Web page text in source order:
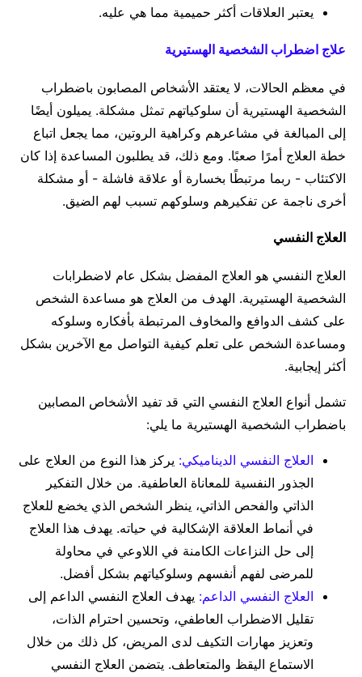
يعتبر العلاقات أكثر حميمية مما هي عليه.
علاج اضطراب الشخصية الهستيرية
في معظم الحالات، لا يعتقد الأشخاص المصابون باضطراب
الشخصية الهستيرية أن سلوكياتهم تمثل مشكلة. يميلون أيضًا
إلى المبالغة في مشاعرهم وكراهية الروتين، مما يجعل اتباع
خطة العلاج أمرًا صعبًا. ومع ذلك، قد يطلبون المساعدة إذا كان
الاكتئاب - ربما مرتبطًا بخسارة أو علاقة فاشلة - أو مشكلة
أخرى ناجمة عن تفكيرهم وسلوكهم تسبب لهم الضيق.
العلاج النفسي
العلاج النفسي هو العلاج المفضل بشكل عام لاضطرابات
الشخصية الهستيرية. الهدف من العلاج هو مساعدة الشخص
على كشف الدوافع والمخاوف المرتبطة بأفكاره وسلوكه
ومساعدة الشخص على تعلم كيفية التواصل مع الآخرين بشكل
أكثر إيجابية.
تشمل أنواع العلاج النفسي التي قد تفيد الأشخاص المصابين
باضطراب الشخصية الهستيرية ما يلي:
العلاج النفسي الديناميكي: يركز هذا النوع من العلاج على
الجذور النفسية للمعاناة العاطفية. من خلال التفكير
الذاتي والفحص الذاتي، ينظر الشخص الذي يخضع للعلاج
في أنماط العلاقة الإشكالية في حياته. يهدف هذا العلاج
إلى حل النزاعات الكامنة في اللاوعي في محاولة
للمرضى لفهم أنفسهم وسلوكياتهم بشكل أفضل.
العلاج النفسي الداعم: يهدف العلاج النفسي الداعم إلى
تقليل الاضطراب العاطفي، وتحسين احترام الذات،
وتعزيز مهارات التكيف لدى المريض، كل ذلك من خلال
الاستماع اليقظ والمتعاطف. يتضمن العلاج النفسي